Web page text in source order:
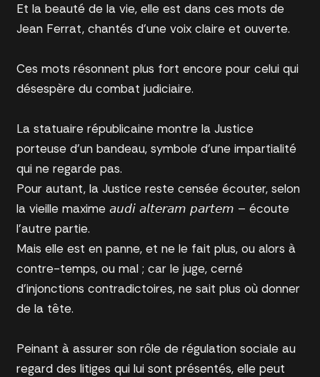
Et la beauté de la vie, elle est dans ces mots de
Jean Ferrat, chantés d’une voix claire et ouverte.
Ces mots résonnent plus fort encore pour celui qui
désespère du combat judiciaire.
La statuaire républicaine montre la Justice
porteuse d’un bandeau, symbole d’une impartialité
qui ne regarde pas.
Pour autant, la Justice reste censée écouter, selon
la vieille maxime 𝘢𝘶𝘥𝘪 𝘢𝘭𝘵𝘦𝘳𝘢𝘮 𝘱𝘢𝘳𝘵𝘦𝘮 – écoute
l’autre partie.
Mais elle est en panne, et ne le fait plus, ou alors à
contre-temps, ou mal ; car le juge, cerné
d’injonctions contradictoires, ne sait plus où donner
de la tête.
Peinant à assurer son rôle de régulation sociale au
regard des litiges qui lui sont présentés, elle peut